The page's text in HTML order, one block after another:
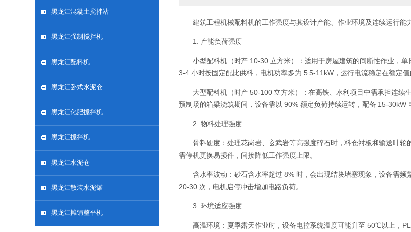
黑龙江混凝土搅拌站
黑龙江强制搅拌机
黑龙江配料机
黑龙江卧式水泥仓
黑龙江化肥搅拌机
黑龙江搅拌机
黑龙江水泥仓
黑龙江散装水泥罐
黑龙江摊铺整平机
建筑工程机械配料机的工作强度与其设计产能、作业环境及连续运行能
1. 产能负荷强度
小型配料机（时产 10-30 立方米）：适用于房屋建筑的间断性作业，
3-4 小时按固定配比供料，电机功率多为 5.5-11kW，运行电流稳定在额定值
大型配料机（时产 50-100 立方米）：在高铁、水利项目中需承担连
预制场的箱梁浇筑期间，设备需以 90% 额定负荷持续运转，配备 15-30kW
2. 物料处理强度
骨料硬度：处理花岗岩、玄武岩等高强度碎石时，料仓衬板和输送叶
需停机更换易损件，间接降低工作强度上限。
含水率波动：砂石含水率超过 8% 时，会出现结块堵塞现象，设备需
20-30 次，电机启停冲击增加电路负荷。
3. 环境适应强度
高温环境：夏季露天作业时，设备电控系统温度可能升至 50℃以上，